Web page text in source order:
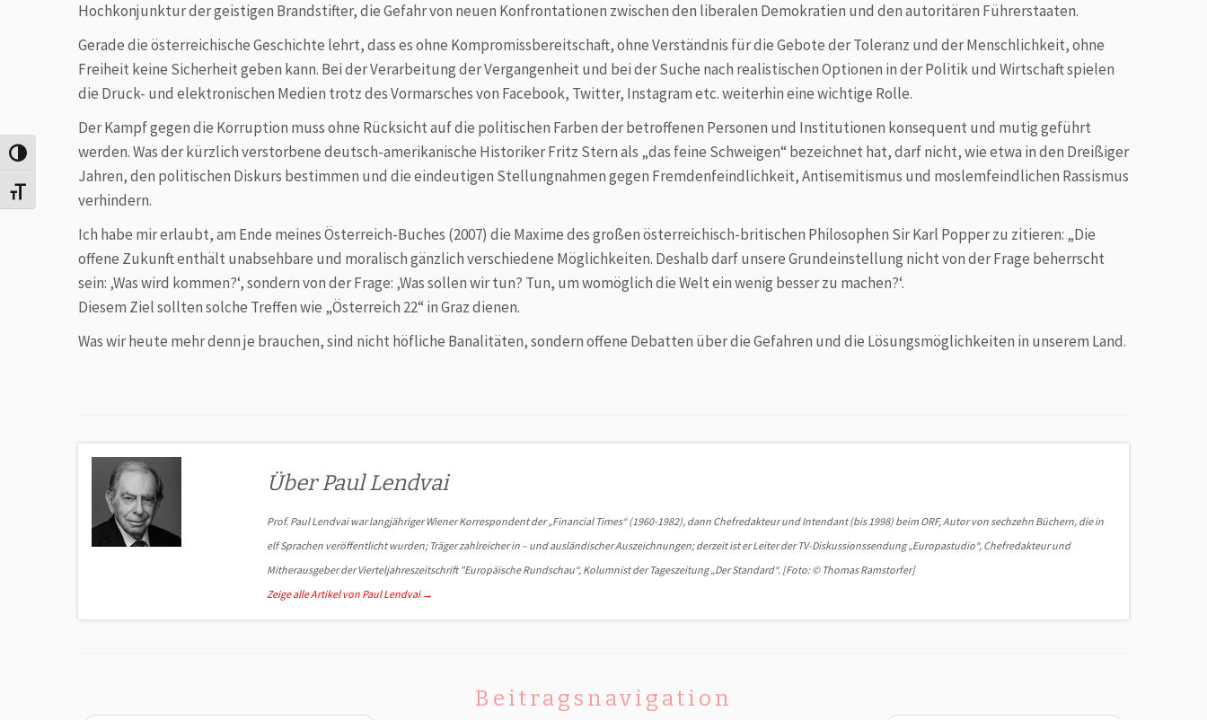
Umschalten auf hohe Kontraste
Schrift vergrößern
Hochkonjunktur der geistigen Brandstifter, die Gefahr von neuen Kon­frontationen zwischen den liberalen Demokratien und den autori­tären Führerstaaten.
Gerade die österreichische Geschichte lehrt, dass es ohne Kompromissbereitschaft, ohne Verständnis für die Ge­bote der Toleranz und der Menschlichkeit, ohne
Freiheit keine Sicherheit geben kann. Bei der Verarbeitung der Ver­gangenheit und bei der Suche nach realistischen Optionen in der Politik und Wirtschaft spielen
die Druck- und elektronischen Medien trotz des Vormarsches von Face­book, Twitter, Instagram etc. weiterhin eine wichtige Rolle.
Der Kampf gegen die Korruption muss ohne Rücksicht auf die politischen Farben der betroffenen Personen und Institutionen konsequent und mutig geführt
werden. Was der kürzlich verstorbene deutsch-amerikanische Historiker Fritz Stern als „das feine Schweigen“ bezeichnet hat, darf nicht, wie etwa in den Dreißiger
Jahren, den politischen Diskurs bestimmen und die eindeutigen Stellungnahmen gegen Fremdenfeindlichkeit, Antisemitismus und moslem­feindlichen Rassismus
verhindern.
Ich habe mir erlaubt, am Ende meines Österreich-Buches (2007) die Maxime des großen österreichisch-britischen Philo­sophen Sir Karl Popper zu zitieren: „Die
offene Zukunft enthält unabsehbare und moralisch gänzlich verschiedene Mög­lichkeiten. Deshalb darf unsere Grund­einstellung nicht von der Frage beherrscht
sein: ‚Was wird kommen?‘, sondern von der Frage: ‚Was sollen wir tun? Tun, um wo­möglich die Welt ein wenig besser zu machen?‘.
Diesem Ziel sollten solche Treffen wie „Österreich 22“ in Graz dienen.
Was wir heute mehr denn je brauchen, sind nicht höfliche Banalitäten, sondern offene Debatten über die Gefahren und die Lösungsmöglichkeiten in unserem Land.
Über Paul Lendvai
Prof. Paul Lendvai war langjähriger Wiener Korrespondent der „Financial Times“ (1960-1982), dann Chefredakteur und Intendant (bis 1998) beim ORF, Autor von sechzehn Büchern, die in
elf Sprachen veröffentlicht wurden; Träger zahlreicher in – und ausländischer Auszeichnungen; derzeit ist er Leiter der TV-Diskussionssendung „Europastudio“, Chefredakteur und
Mitherausgeber der Vierteljahreszeitschrift "Europäische Rundschau“, Kolumnist der Tageszeitung „Der Standard“. [Foto: © Thomas Ramstorfer]
Zeige alle Artikel von Paul Lendvai →
Beitragsnavigation